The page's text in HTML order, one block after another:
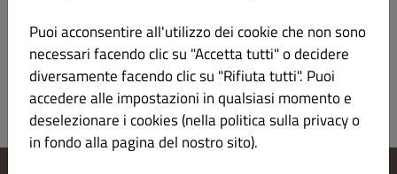
Puoi acconsentire all'utilizzo dei cookie che non sono
necessari facendo clic su "Accetta tutti" o decidere
diversamente facendo clic su "Rifiuta tutti". Puoi
accedere alle impostazioni in qualsiasi momento e
deselezionare i cookies (nella politica sulla privacy o
in fondo alla pagina del nostro sito).